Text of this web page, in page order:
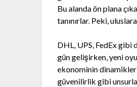
Bu alanda ön plana
tanınırlar. Peki,
DHL, UPS, FedEx gibi
gün gelişirken, yeni
ekonominin
güvenilirlik gibi